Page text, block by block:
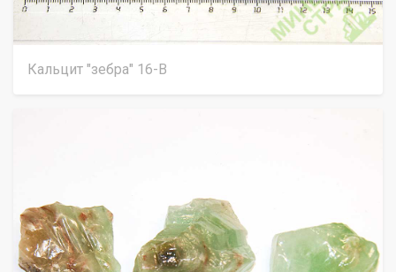
Кальцит "зебра" 16-В